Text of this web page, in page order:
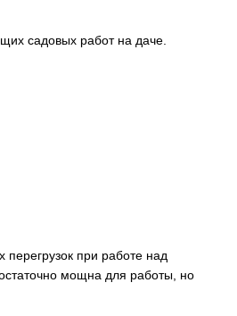
садовых работ на даче.
при работе над
мощна для работы, но